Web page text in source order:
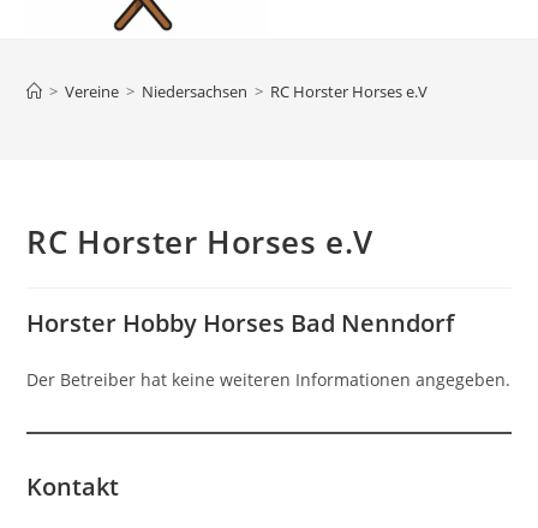
> Vereine > Niedersachsen > RC Horster Horses e.V
RC Horster Horses e.V
Horster Hobby Horses Bad Nenndorf
Der Betreiber hat keine weiteren Informationen angegeben.
Kontakt